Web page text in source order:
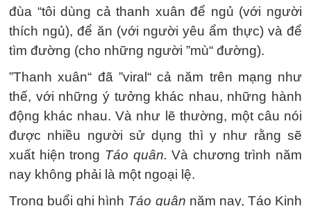
đùa “tôi dùng cả thanh xuân để ngủ (với người
thích ngủ), để ăn (với người yêu ẩm thực) và để
tìm đường (cho những người ”mù“ đường).
”Thanh xuân“ đã ”viral“ cả năm trên mạng như
thế, với những ý tưởng khác nhau, những hành
động khác nhau. Và như lẽ thường, một câu nói
được nhiều người sử dụng thì y như rằng sẽ
xuất hiện trong Táo quân. Và chương trình năm
nay không phải là một ngoại lệ.
Trong buổi ghi hình Táo quân năm nay, Táo Kinh